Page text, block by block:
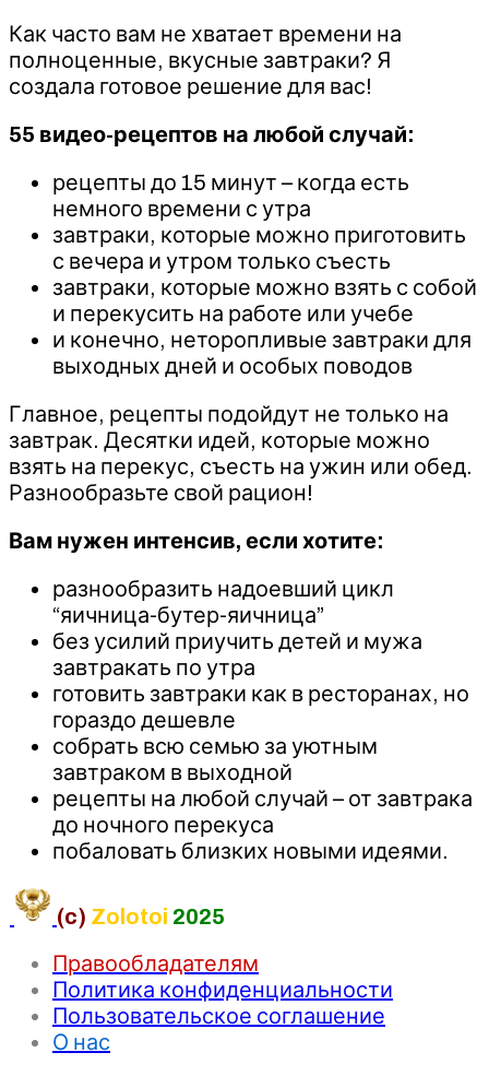
Как часто вам не хватает времени на
полноценные, вкусные завтраки? Я
создала готовое решение для вас!
55 видео-рецептов на любой случай:
рецепты до 15 минут – когда есть
немного времени с утра
завтраки, которые можно приготовить
с вечера и утром только съесть
завтраки, которые можно взять с собой
и перекусить на работе или учебе
и конечно, неторопливые завтраки для
выходных дней и особых поводов
Главное, рецепты подойдут не только на
завтрак. Десятки идей, которые можно
взять на перекус, съесть на ужин или обед.
Разнообразьте свой рацион!
Вам нужен интенсив, если хотите:
разнообразить надоевший цикл
“яичница-бутер-яичница”
без усилий приучить детей и мужа
завтракать по утра
готовить завтраки как в ресторанах, но
гораздо дешевле
собрать всю семью за уютным
завтраком в выходной
рецепты на любой случай – от завтрака
до ночного перекуса
побаловать близких новыми идеями.
(c) Zolotoi 2025
Правообладателям
Политика конфиденциальности
Пользовательское соглашение
О нас